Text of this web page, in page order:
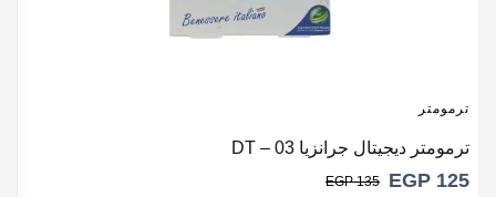
ترمومتر
ترمومتر ديجيتال جرانزيا DT – 03
EGP 125
EGP135